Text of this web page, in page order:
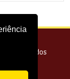
reservados